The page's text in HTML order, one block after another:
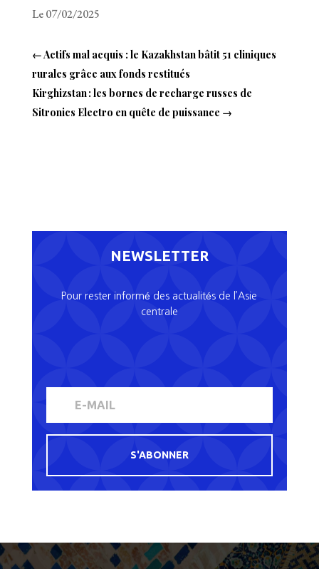
Le 07/02/2025
←Actifs mal acquis : le Kazakhstan bâtit 51 cliniques
rurales grâce aux fonds restitués
Kirghizstan : les bornes de recharge russes de
Sitronics Electro en quête de puissance →
NEWSLETTER
Pour rester informé des actualités de l’Asie
centrale
S'ABONNER